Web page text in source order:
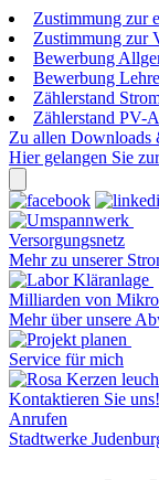
Zustimmung zur
Zustimmung zur
Bewerbung
Bewerbung Lehre
Zählerstand
Zählerstand PV-
Zu allen Downloads
Hier gelangen Sie
Versorgungsnetz
Mehr zu unserer
Milliarden von
Mehr über unsere
Service für mich
Kontaktieren Sie uns!
Anrufen
Stadtwerke